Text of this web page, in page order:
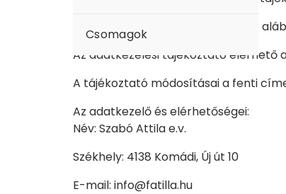
Csomagok
Jelen adatkezelési tájékoztató az
Az adatkezelési tájékoztató
A tájékoztató módosításai a fenti
Az adatkezelő és elérhetőségei:
Név: Szabó Attila e.v.
Székhely: 4138 Komádi, Új út 10
E-mail: info@fatilla.hu